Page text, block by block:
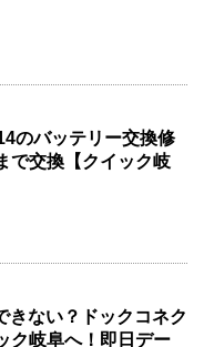
のバッテリー交換修
で交換【クイック岐
きない？ドックコネク
ク岐阜へ！即日デー